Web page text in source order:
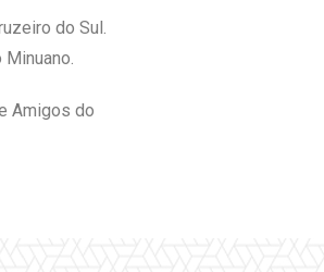
do Sul.
Amigos do